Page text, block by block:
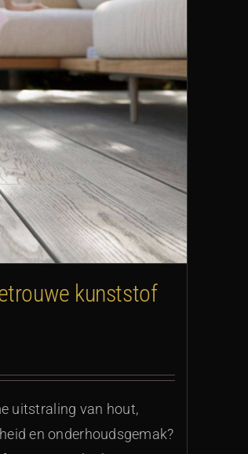
kunststof
uitstraling van hout,
en onderhoudsgemak?